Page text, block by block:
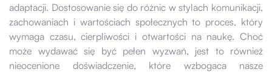
adaptacji. Dostosowanie się do różnic w stylach komunikacji,
zachowaniach i wartościach społecznych to proces, który
wymaga czasu, cierpliwości i otwartości na naukę. Choć
może wydawać się być pełen wyzwań, jest to również
nieocenione doświadczenie, które wzbogaca nasze